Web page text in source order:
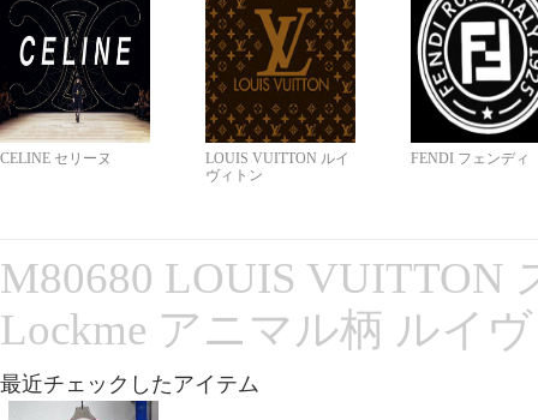
CELINE セリーヌ
LOUIS VUITTON ルイ
ヴィトン
FENDI フェンディ
M80680 LOUIS VUITTON
Lockme アニマル柄 ルイ
最近チェックしたアイテム